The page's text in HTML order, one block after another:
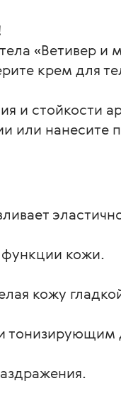
«Ветивер и
крем для
и стойкости
или
кожи.
кожу
тонизирующим